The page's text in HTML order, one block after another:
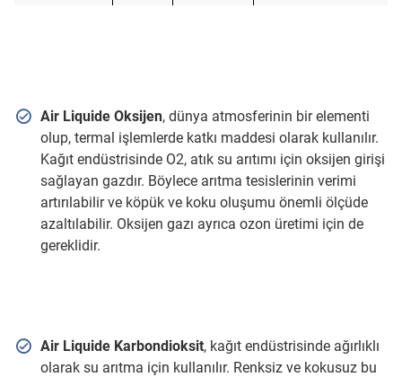
Air Liquide Oksijen, dünya atmosferinin bir elementi
olup, termal işlemlerde katkı maddesi olarak kullanılır.
Kağıt endüstrisinde O2, atık su arıtımı için oksijen girişi
sağlayan gazdır. Böylece arıtma tesislerinin verimi
artırılabilir ve köpük ve koku oluşumu önemli ölçüde
azaltılabilir. Oksijen gazı ayrıca ozon üretimi için de
gereklidir.
Air Liquide Karbondioksit, kağıt endüstrisinde ağırlıklı
olarak su arıtma için kullanılır. Renksiz ve kokusuz bu